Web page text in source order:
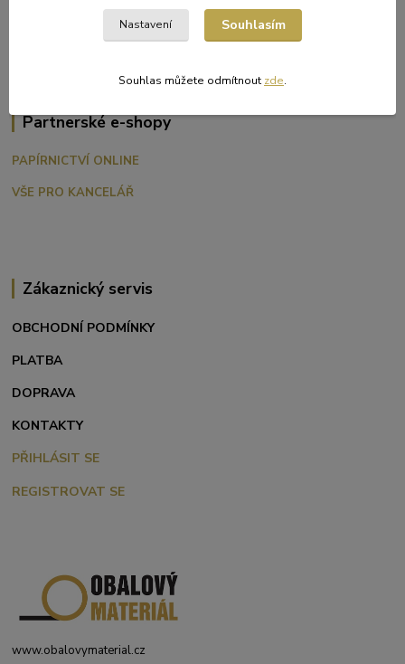
PIZZA KRABICE
Partnerské e-shopy
PAPÍRNICTVÍ ONLINE
VŠE PRO KANCELÁŘ
Zákaznický servis
OBCHODNÍ PODMÍNKY
PLATBA
DOPRAVA
KONTAKTY
PŘIHLÁSIT SE
REGISTROVAT SE
www.obalovymaterial.cz
Nastavení Souhlasím
Souhlas můžete odmítnout zde.